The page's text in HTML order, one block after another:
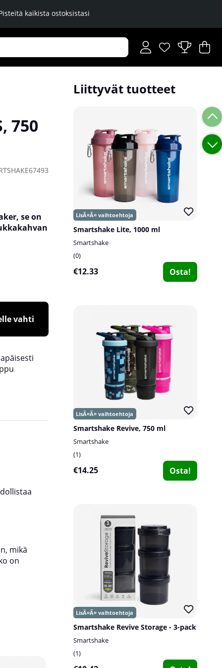
kaikista ostoksistasi
Toivelista
Lukumäärä
.
.
750
se on
vahti
Liittyvät tuotteet
Smartshake Lite, 1000 ml
Smartshake
0
€12.33 Osta!
Smartshake Revive, 750 ml
Smartshake
1
€14.25 Osta!
Smartshake Revive Storage - 3-pack
Smartshake
1
mikä
on
Ei paakkuja
Sekoitusverkko hajottaa paakut tehokkaasti,
paksuimmissa aineksissa. Voit hyödyntää
pannukakkutaikinaasi tai vastaavaan.
Tekniset tiedot:
Kapasiteetti: Pullo 750 ml. Säilytystila
14